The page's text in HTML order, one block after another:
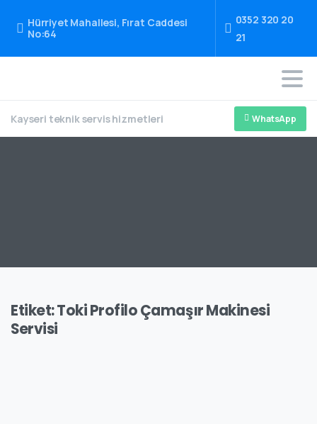
Hürriyet Mahallesi, Fırat Caddesi
No:64
0352 320 20
21
Kayseri teknik servis hizmetleri WhatsApp
Etiket:Toki Profilo Çamaşır Makinesi
Servisi